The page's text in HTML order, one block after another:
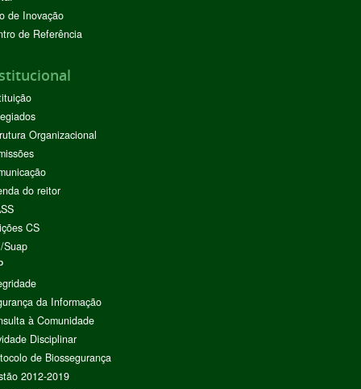
de Inovação
de Referência
Organizacional
do reitor
CS
Suap
da Informação
à Comunidade
Disciplinar
de Biossegurança
2012-2019